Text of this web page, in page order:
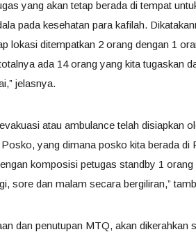
yang akan tetap berada di tempat
pada kesehatan para kafilah.
lokasi ditempatkan 2 orang dengan 1
ada 14 orang yang kita tugaskan
jelasnya.
atau ambulance telah disiapkan
yang dimana posko kita berada di
komposisi petugas standby 1 orang
sore dan malam secara bergiliran,”
dan penutupan MTQ, akan dikerahkan